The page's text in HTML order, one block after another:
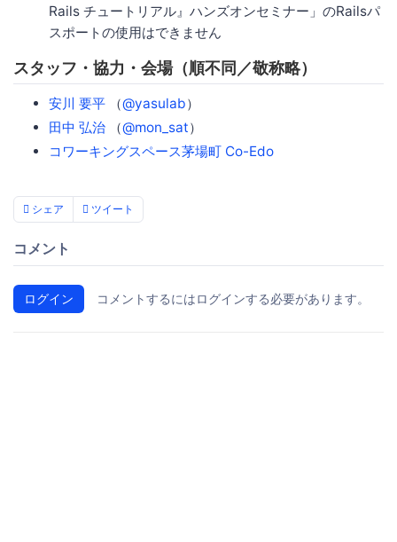
Rails チュートリアル』ハンズオンセミナー」のRailsパ
スポートの使用はできません
スタッフ・協力・会場（順不同／敬称略）
安川 要平 （@yasulab）
田中 弘治 （@mon_sat）
コワーキングスペース茅場町 Co-Edo
シェア ツイート
コメント
ログイン コメントするにはログインする必要があります。